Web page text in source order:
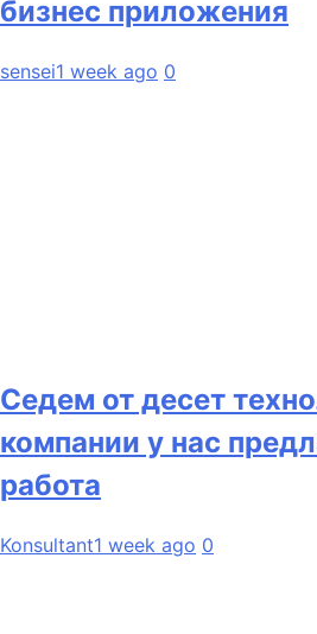
бизнес приложения
sensei1 week ago 0
Седем от десет
компании у нас
работа
Konsultant1 week ago 0